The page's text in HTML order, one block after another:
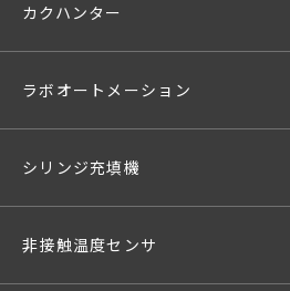
カクハンター
ラボオートメーション
シリンジ充填機
非接触温度センサ